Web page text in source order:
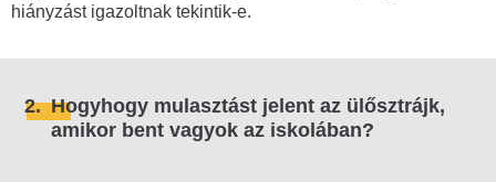
Szervezőként milyen feladatod van a
hiányzást igazoltnak tekintik-e.
2. Hogyhogy mulasztást jelent az ülősztrájk,
amikor bent vagyok az iskolában?